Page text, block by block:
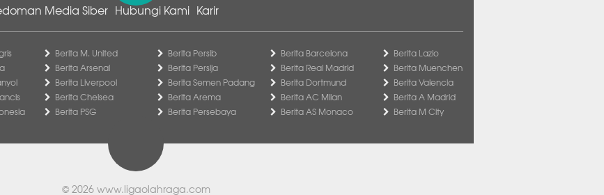
Media Siber Hubungi Kami Karir
Berita M. United
Berita Arsenal
Berita Liverpool
Berita Chelsea
Berita PSG
Berita Persib
Berita Persija
Berita Semen Padang
Berita Arema
Berita Persebaya
Berita Barcelona
Berita Real Madrid
Berita Dortmund
Berita AC Milan
Berita AS Monaco
Berita Lazio
Berita Muenchen
Berita Valencia
Berita A Madrid
Berita M City
© 2026 www.ligaolahraga.com